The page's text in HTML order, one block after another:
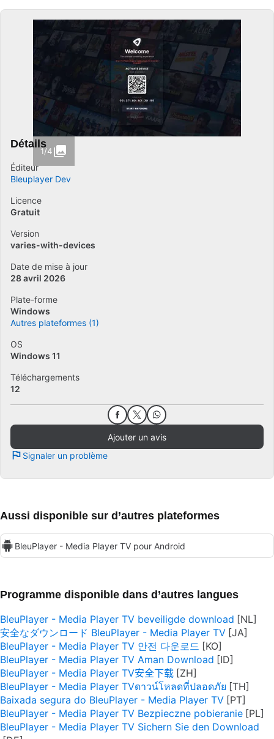
1/4
Détails
Éditeur
Bleuplayer Dev
Licence
Gratuit
Version
varies-with-devices
Date de mise à jour
28 avril 2026
Plate-forme
Windows
Autres plateformes (1)
OS
Windows 11
Téléchargements
12
Ajouter un avis
Signaler un problème
Aussi disponible sur d’autres plateformes
BleuPlayer - Media Player TV pour Android
Programme disponible dans d’autres langues
BleuPlayer - Media Player TV beveiligde download
安全なダウンロード BleuPlayer - Media Player TV
BleuPlayer - Media Player TV 안전 다운로드
BleuPlayer - Media Player TV Aman Download
BleuPlayer - Media Player TV安全下载
BleuPlayer - Media Player TVดาวน์โหลดที่ปลอดภัย
Baixada segura do BleuPlayer - Media Player TV
BleuPlayer - Media Player TV Bezpieczne pobieranie
BleuPlayer - Media Player TV Sichern Sie den Download